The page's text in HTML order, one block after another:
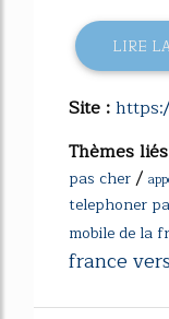
LIRE
Site :
Thèmes
pas cher/
telephoner
mobile de la
france